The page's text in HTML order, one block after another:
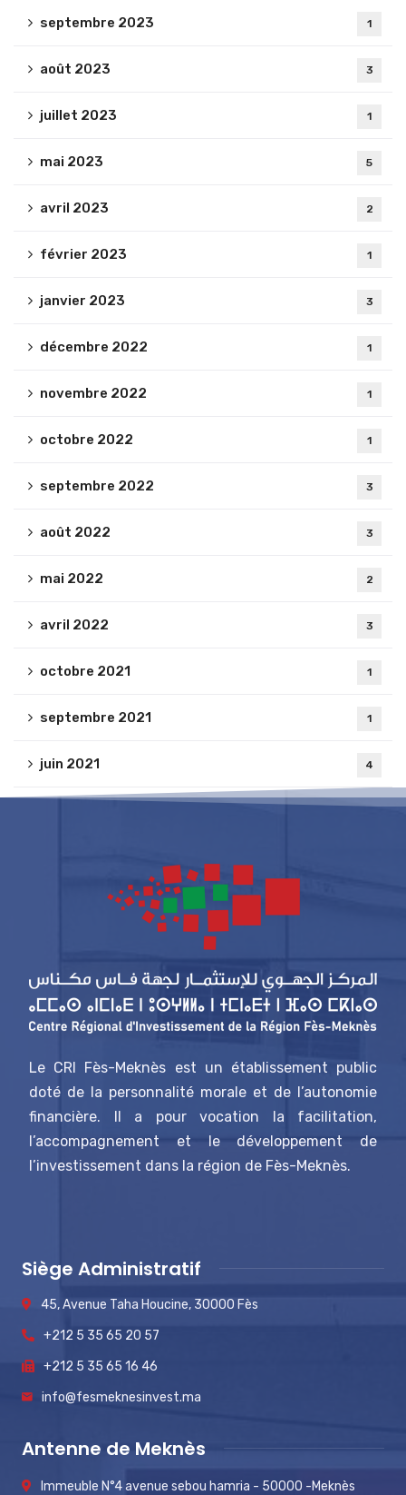
septembre 2023 1
août 2023 3
juillet 2023 1
mai 2023 5
avril 2023 2
février 2023 1
janvier 2023 3
décembre 2022 1
novembre 2022 1
octobre 2022 1
septembre 2022 3
août 2022 3
mai 2022 2
avril 2022 3
octobre 2021 1
septembre 2021 1
juin 2021 4
Le CRI Fès-Meknès est un établissement public
doté de la personnalité morale et de l’autonomie
financière. Il a pour vocation la facilitation,
l’accompagnement et le développement de
l’investissement dans la région de Fès-Meknès.
Siège Administratif
45, Avenue Taha Houcine, 30000 Fès
+212 5 35 65 20 57
+212 5 35 65 16 46
info@fesmeknesinvest.ma
Antenne de Meknès
Immeuble N°4 avenue sebou hamria - 50000 -Meknès